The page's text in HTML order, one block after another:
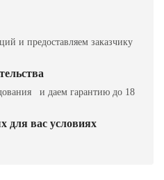
132
и предоставляем заказчику
и даем гарантию до 18
для вас условиях